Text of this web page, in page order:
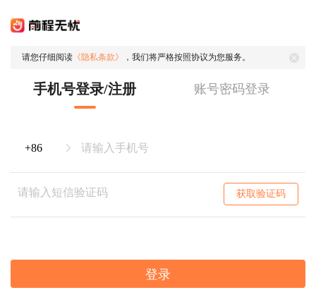
请您仔细阅读 《隐私条款》 ，我们将严格按照协议为您服务。
手机号登录/注册 账号密码登录
获取验证码
登录